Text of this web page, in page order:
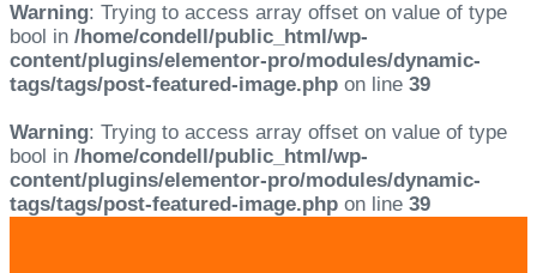
Warning: Trying to access array offset on value of type
bool in /home/condell/public_html/wp-
content/plugins/elementor-pro/modules/dynamic-
tags/tags/post-featured-image.php on line 39
Warning: Trying to access array offset on value of type
bool in /home/condell/public_html/wp-
content/plugins/elementor-pro/modules/dynamic-
tags/tags/post-featured-image.php on line 39